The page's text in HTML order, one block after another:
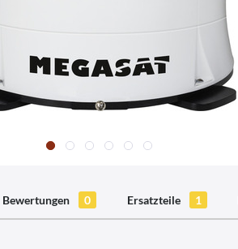
Bewertungen 0 Ersatzteile 1